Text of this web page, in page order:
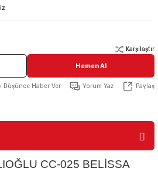
Karşılaştır
Hemen Al
Düşünce Haber Ver Yorum Yaz
Paylaş
CC-025 BELİSSA